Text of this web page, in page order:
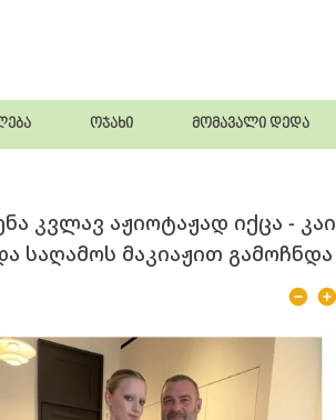
ოჯახი მომავალი დედა
კვლავ აჟიოტაჟად იქცა - კაი
საღამოს მაკიაჟით გამოჩნდა